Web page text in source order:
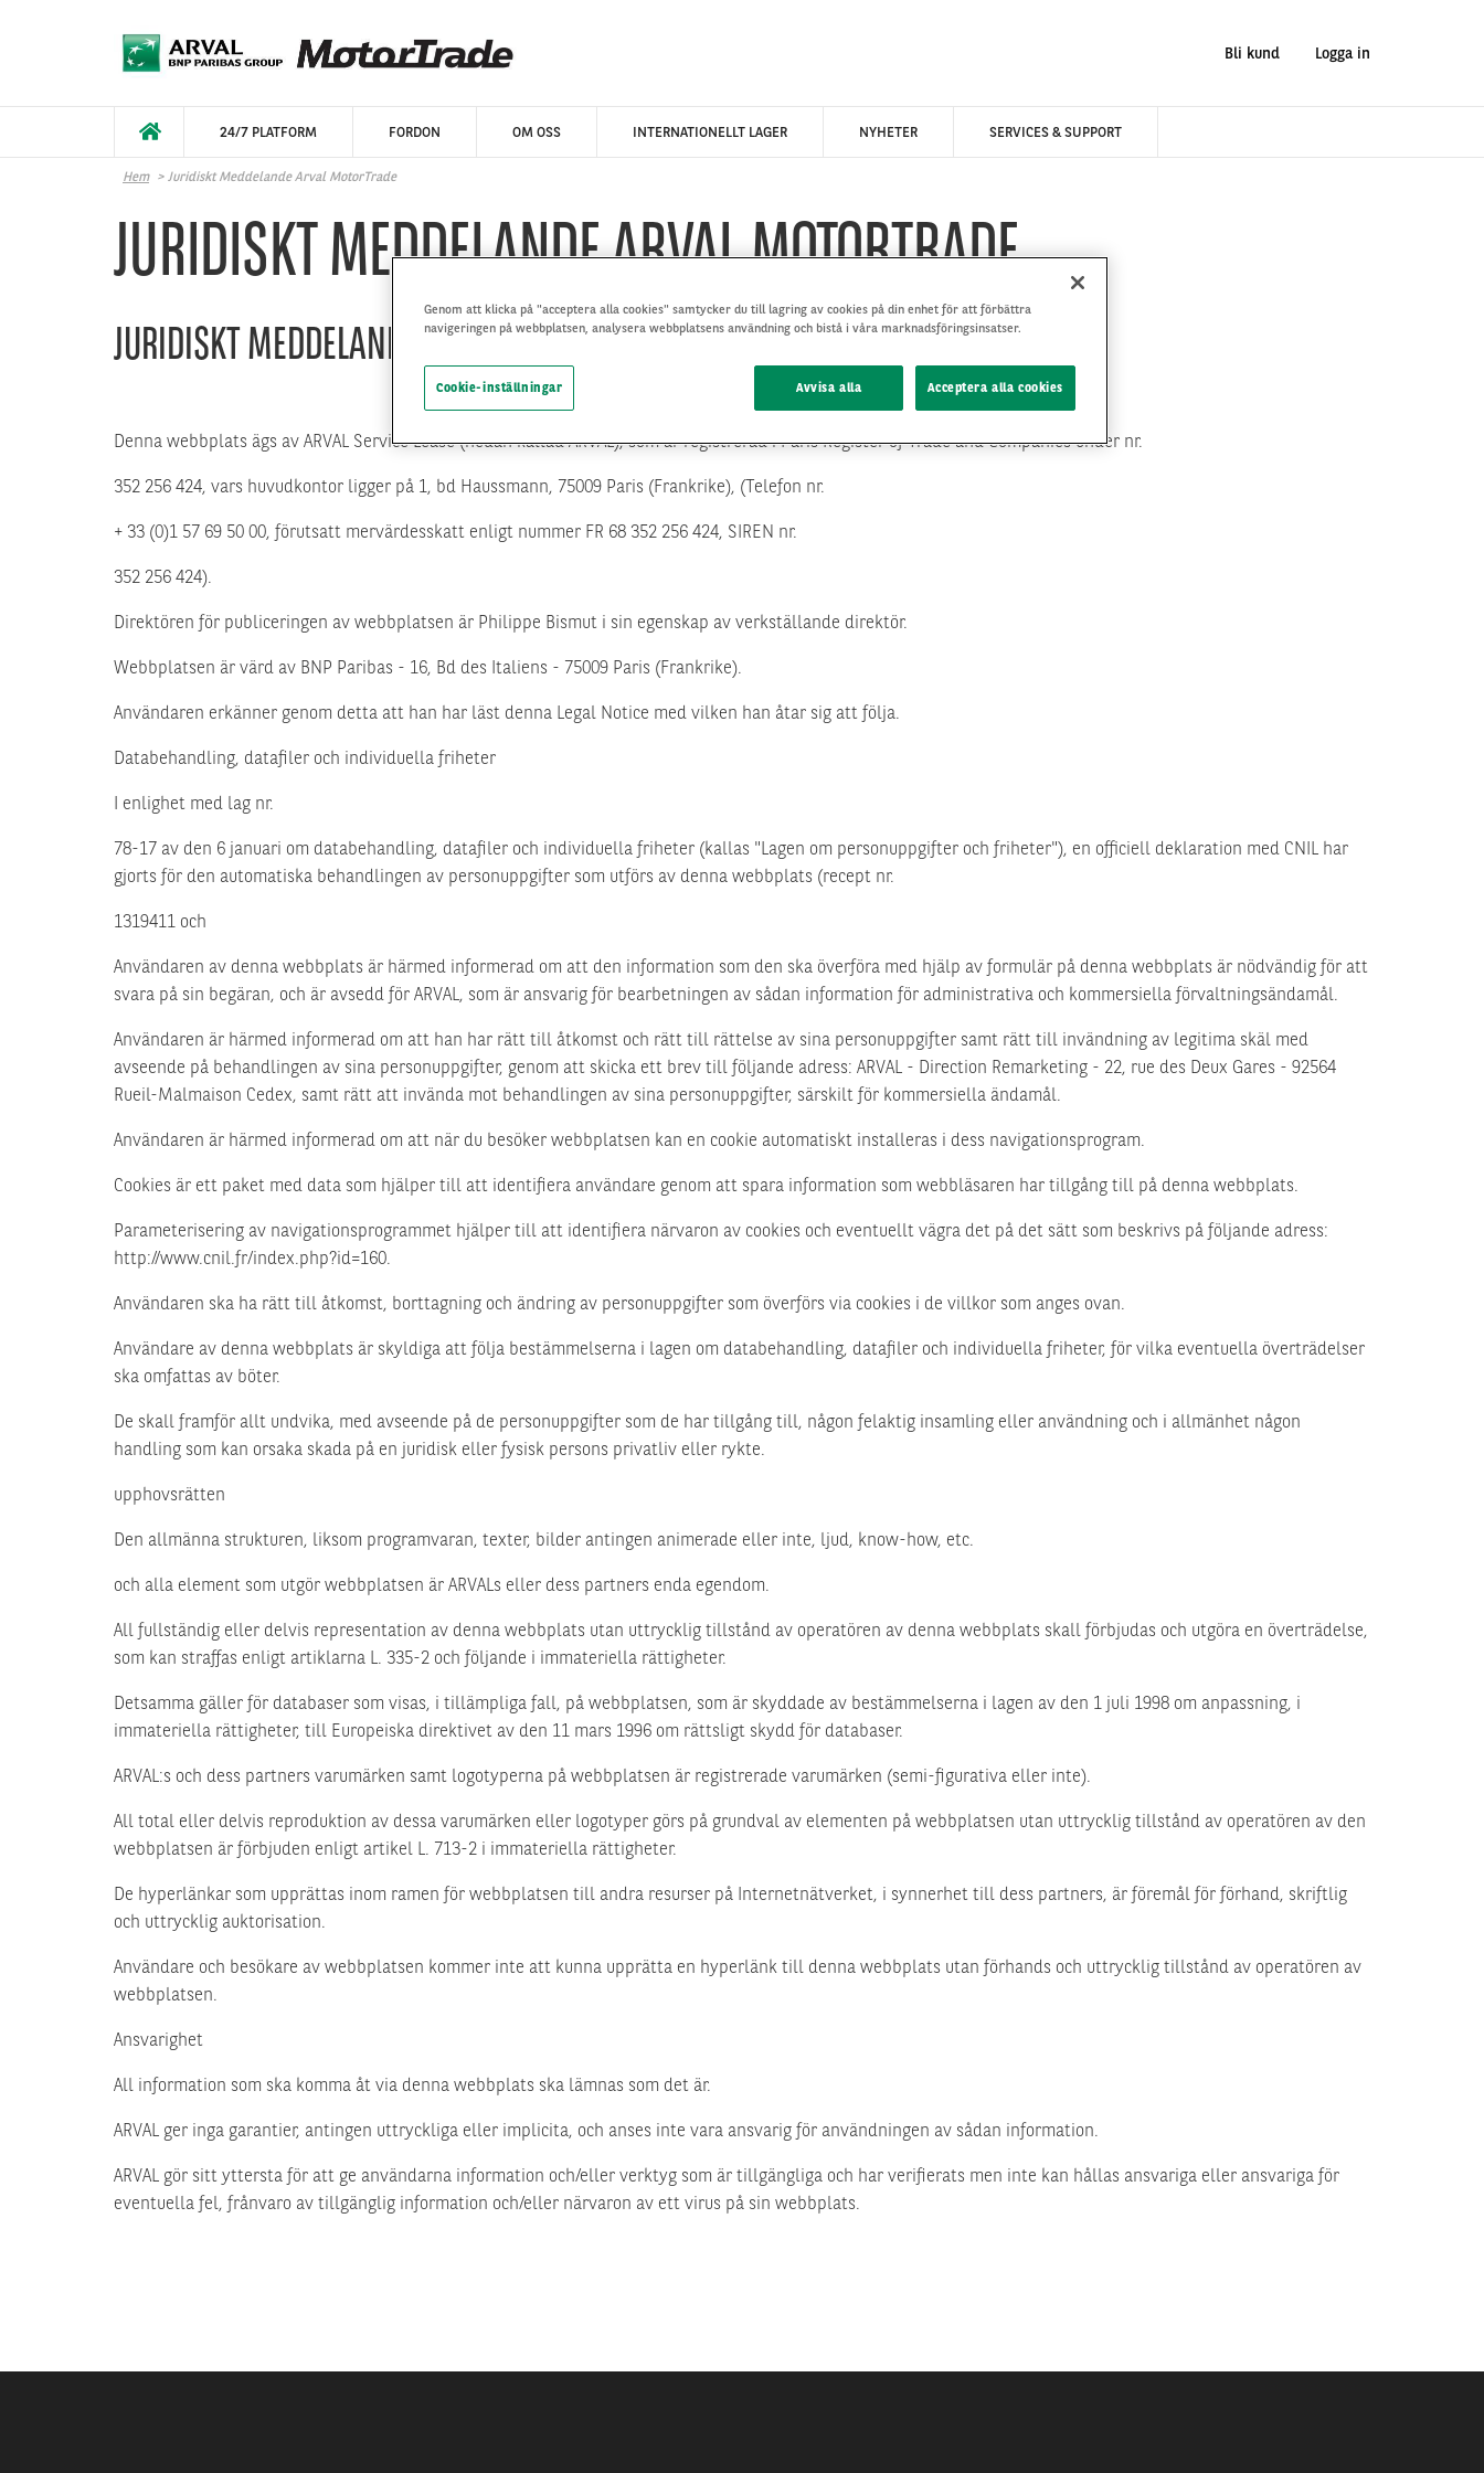
Bli kund Logga in
24/7 PLATFORM FORDON OM OSS INTERNATIONELLT LAGER NYHETER SERVICES & SUPPORT
Hem Juridiskt Meddelande Arval MotorTrade
JURIDISKT MEDDELANDE ARVAL MOTORTRADE
JURIDISKT MEDDELANDE ARVAL MOTORTRADE
Denna webbplats ägs av ARVAL Service Lease (nedan kallad ARVAL), som är registrerad i Paris Register of Trade and Companies under nr.
352 256 424, vars huvudkontor ligger på 1, bd Haussmann, 75009 Paris (Frankrike), (Telefon nr.
+ 33 (0)1 57 69 50 00, förutsatt mervärdesskatt enligt nummer FR 68 352 256 424, SIREN nr.
352 256 424).
Direktören för publiceringen av webbplatsen är Philippe Bismut i sin egenskap av verkställande direktör.
Webbplatsen är värd av BNP Paribas - 16, Bd des Italiens - 75009 Paris (Frankrike).
Användaren erkänner genom detta att han har läst denna Legal Notice med vilken han åtar sig att följa.
Databehandling, datafiler och individuella friheter
I enlighet med lag nr.
78-17 av den 6 januari om databehandling, datafiler och individuella friheter (kallas "Lagen om personuppgifter och friheter"), en officiell deklaration med CNIL har
gjorts för den automatiska behandlingen av personuppgifter som utförs av denna webbplats (recept nr.
1319411 och
Användaren av denna webbplats är härmed informerad om att den information som den ska överföra med hjälp av formulär på denna webbplats är nödvändig för att
svara på sin begäran, och är avsedd för ARVAL, som är ansvarig för bearbetningen av sådan information för administrativa och kommersiella förvaltningsändamål.
Användaren är härmed informerad om att han har rätt till åtkomst och rätt till rättelse av sina personuppgifter samt rätt till invändning av legitima skäl med
avseende på behandlingen av sina personuppgifter, genom att skicka ett brev till följande adress: ARVAL - Direction Remarketing - 22, rue des Deux Gares - 92564
Rueil-Malmaison Cedex, samt rätt att invända mot behandlingen av sina personuppgifter, särskilt för kommersiella ändamål.
Användaren är härmed informerad om att när du besöker webbplatsen kan en cookie automatiskt installeras i dess navigationsprogram.
Cookies är ett paket med data som hjälper till att identifiera användare genom att spara information som webbläsaren har tillgång till på denna webbplats.
Parameterisering av navigationsprogrammet hjälper till att identifiera närvaron av cookies och eventuellt vägra det på det sätt som beskrivs på följande adress:
http://www.cnil.fr/index.php?id=160.
Användaren ska ha rätt till åtkomst, borttagning och ändring av personuppgifter som överförs via cookies i de villkor som anges ovan.
Användare av denna webbplats är skyldiga att följa bestämmelserna i lagen om databehandling, datafiler och individuella friheter, för vilka eventuella överträdelser
ska omfattas av böter.
De skall framför allt undvika, med avseende på de personuppgifter som de har tillgång till, någon felaktig insamling eller användning och i allmänhet någon
handling som kan orsaka skada på en juridisk eller fysisk persons privatliv eller rykte.
upphovsrätten
Den allmänna strukturen, liksom programvaran, texter, bilder antingen animerade eller inte, ljud, know-how, etc.
och alla element som utgör webbplatsen är ARVALs eller dess partners enda egendom.
All fullständig eller delvis representation av denna webbplats utan uttrycklig tillstånd av operatören av denna webbplats skall förbjudas och utgöra en överträdelse,
som kan straffas enligt artiklarna L. 335-2 och följande i immateriella rättigheter.
Detsamma gäller för databaser som visas, i tillämpliga fall, på webbplatsen, som är skyddade av bestämmelserna i lagen av den 1 juli 1998 om anpassning, i
immateriella rättigheter, till Europeiska direktivet av den 11 mars 1996 om rättsligt skydd för databaser.
ARVAL:s och dess partners varumärken samt logotyperna på webbplatsen är registrerade varumärken (semi-figurativa eller inte).
All total eller delvis reproduktion av dessa varumärken eller logotyper görs på grundval av elementen på webbplatsen utan uttrycklig tillstånd av operatören av den
webbplatsen är förbjuden enligt artikel L. 713-2 i immateriella rättigheter.
De hyperlänkar som upprättas inom ramen för webbplatsen till andra resurser på Internetnätverket, i synnerhet till dess partners, är föremål för förhand, skriftlig
och uttrycklig auktorisation.
Användare och besökare av webbplatsen kommer inte att kunna upprätta en hyperlänk till denna webbplats utan förhands och uttrycklig tillstånd av operatören av
webbplatsen.
Ansvarighet
All information som ska komma åt via denna webbplats ska lämnas som det är.
ARVAL ger inga garantier, antingen uttryckliga eller implicita, och anses inte vara ansvarig för användningen av sådan information.
ARVAL gör sitt yttersta för att ge användarna information och/eller verktyg som är tillgängliga och har verifierats men inte kan hållas ansvariga eller ansvariga för
eventuella fel, frånvaro av tillgänglig information och/eller närvaron av ett virus på sin webbplats.
Genom att klicka på "acceptera alla cookies" samtycker du till lagring av cookies på din enhet för att förbättra
navigeringen på webbplatsen, analysera webbplatsens användning och bistå i våra marknadsföringsinsatser.
Cookie-inställningar Avvisa alla Acceptera alla cookies